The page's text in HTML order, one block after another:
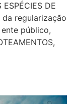
DE
da regularização
público,